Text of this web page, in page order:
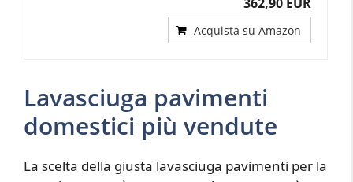
Acquista su Amazon
Lavasciuga pavimenti
domestici più vendute
La scelta della giusta lavasciuga pavimenti per la